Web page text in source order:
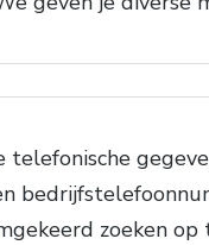
telefonische
zoeken